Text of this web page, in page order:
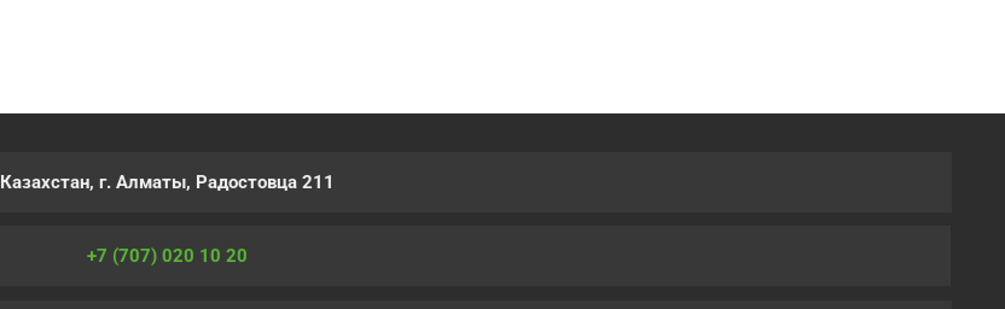
Казахстан, г. Алматы, Радостовца 211
+7 (707) 020 10 20